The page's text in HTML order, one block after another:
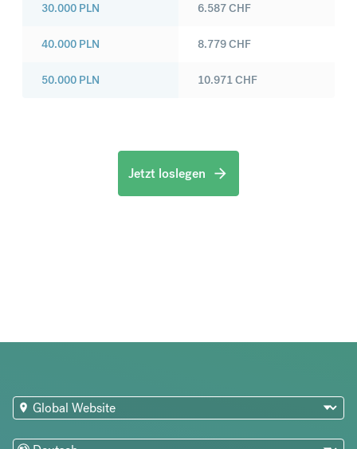
30.000 PLN
40.000 PLN
50.000 PLN
6.587CHF
8.779CHF
10.971CHF
Jetzt loslegen